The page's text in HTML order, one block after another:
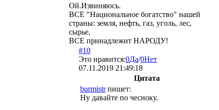
Ой.Извиняюсь.
ВСЕ "Национальное богатство" нашей
страны: земля, нефть, газ, уголь, лес,
сырье,
ВСЕ принадлежит НАРОДУ!
#10
Это нравится:0Да/0Нет
07.11.2019 21:49:18
Цитата
burmistrпишет:
Ну давайте по чесноку.